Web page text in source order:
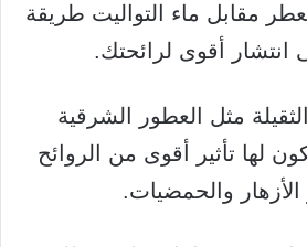
مقابل ماء التواليت طريقة
أقوى لرائحتك.
مثل العطور الشرقية
لها تأثير أقوى من الروائح
والحمضيات.